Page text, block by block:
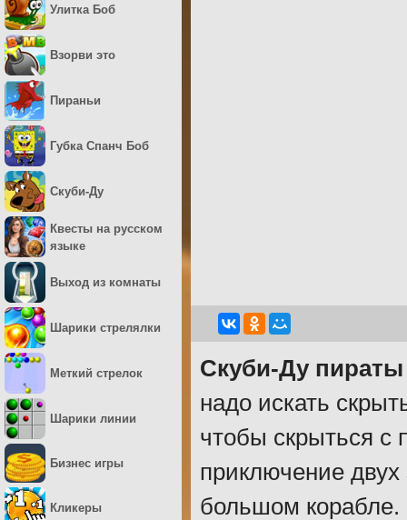
Скуби-Ду пираты
надо искать
чтобы скрыться с
приключение двух
большом корабле.
Улитка Боб
Взорви это
Пираньи
Губка Спанч Боб
Скуби-Ду
Квесты на русском
языке
Выход из комнаты
Шарики стрелялки
Меткий стрелок
Шарики линии
Бизнес игры
Кликеры